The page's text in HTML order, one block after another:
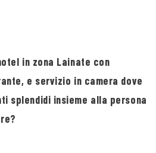
in zona Lainate con
e servizio in camera dove
splendidi insieme alla persona